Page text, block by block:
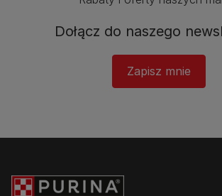
Dołącz do naszego
Zapisz mnie